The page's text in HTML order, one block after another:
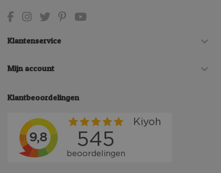
Klantenservice
Mijn account
Klantbeoordelingen